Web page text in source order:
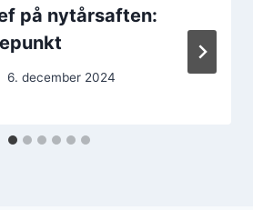
på nytårsaften:
6. december 2024